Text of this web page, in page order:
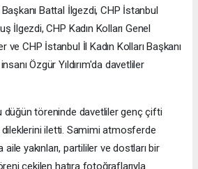
Battal İlgezdi, CHP İstanbul
İlgezdi, CHP Kadın Kolları Genel
ve CHP İstanbul İl Kadın Kolları Başkanı
Özgür Yıldırım'da davetliler
düğün töreninde davetliler genç çifti
iletti. Samimi atmosferde
yakınları, partililer ve dostları bir
çekilen hatıra fotoğraflarıyla